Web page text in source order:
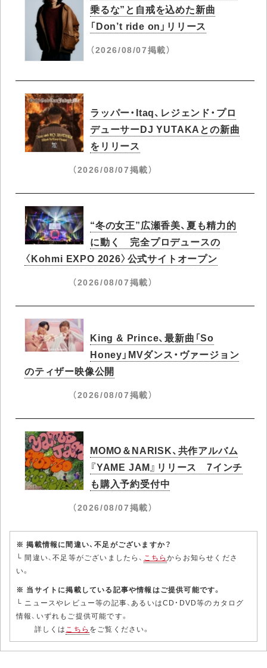
乗るな”と自戒を込めた新曲
「Don’t ride on」リリース
（2026/08/07掲載）
ラッパー・Itaq、レジェンド・プロ
デューサーDJ YUTAKAとの新曲
をリリース
（2026/08/07掲載）
“冬の女王”広瀬香美、夏も精力的
に動く 完全プロデュースの
〈Kohmi EXPO 2026〉公式サイトオープン
（2026/08/07掲載）
King & Prince、最新曲「So
Honey」MVダンス・ヴァージョン
のティザー映像公開
（2026/08/07掲載）
MOMO＆NARISK、共作アルバム
『YAME JAM』リリース 7インチ
も購入予約受付中
（2026/08/07掲載）
※ 掲載情報に間違い、不足がございますか？
└ 間違い、不足等がございましたら、 こちらからお知らせくださ
い。
※ 当サイトに掲載している記事や情報はご提供可能です。
└ ニュースやレビュー等の記事、あるいはCD・DVD等のカタログ
情報、いずれもご提供可能です。
詳しくは こちら をご覧ください。